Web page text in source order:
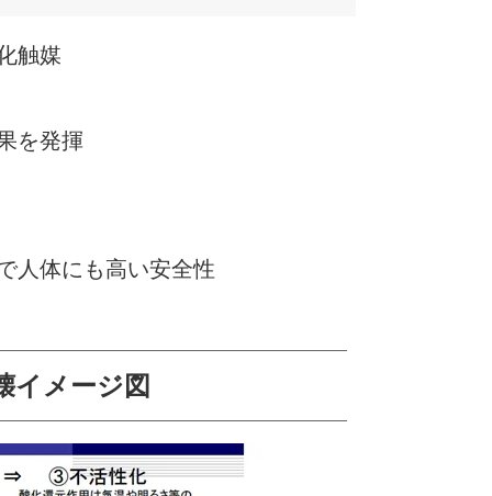
触媒
を発揮
人体にも高い安全性
メージ図